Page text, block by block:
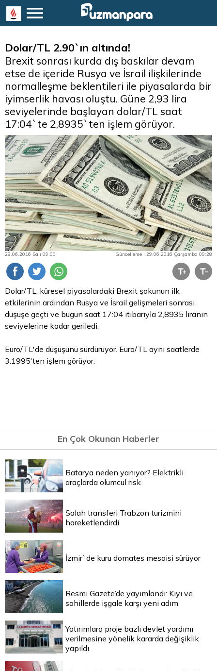
Dolar/TL 2.90`ın altında!
Brexit sonrası kurda dış baskılar devam
etse de içeride Rusya ve İsrail ilişkilerinde
normalleşme beklentileri ile piyasalarda bir
iyimserlik havası oluştu. Güne 2,93 lira
seviyelerinde başlayan dolar/TL saat
17:04`te 2,8935`ten işlem görüyor.
28.06.2016 Salı 09:00 Güncelleme : 29.06.2016 Çarşamba 09:28
Dolar/TL, küresel piyasalardaki Brexit şokunun ilk
etkilerinin ardından Rusya ve İsrail gelişmeleri sonrası
düşüşe geçti ve bugün saat 17:04 itibarıyla 2,8935 liranın
seviyelerine kadar geriledi.
Euro/TL'de düşüşünü sürdürüyor. Euro/TL aynı saatlerde
3.1995'ten işlem görüyor.
En Çok Okunan Haberler
Batarya neden yanıyor? Elektrikli
araçlarda ölümcül risk
Salah transferi Trabzon turizmini
hareketlendirdi
İzmir`de kuru domates mesaisi sürüyor
Resmi Gazete’de yayımlandı: Kıyı ve
sahillerde işgale karşı yeni adım
Yatırımlara proje bazlı devlet yardımı
verilmesine yönelik kararda değişiklik
yapıldı